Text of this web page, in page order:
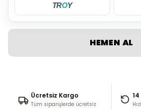
TROY
HEMEN AL
Ücretsiz Kargo
Tüm siparişlerde ücretsiz